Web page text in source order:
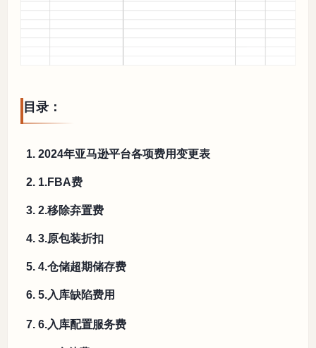
目录：
1. 2024年亚马逊平台各项费用变更表
2. 1.FBA费
3. 2.移除弃置费
4. 3.原包装折扣
5. 4.仓储超期储存费
6. 5.入库缺陷费用
7. 6.入库配置服务费